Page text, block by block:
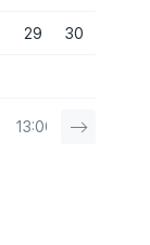
29 30
13:00